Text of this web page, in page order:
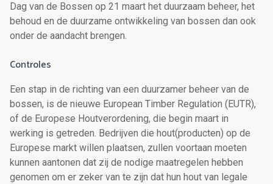
Dag van de Bossen op 21 maart het duurzaam beheer, het
behoud en de duurzame ontwikkeling van bossen dan ook
onder de aandacht brengen.
Controles
Een stap in de richting van een duurzamer beheer van de
bossen, is de nieuwe European Timber Regulation (EUTR),
of de Europese Houtverordening, die begin maart in
werking is getreden. Bedrijven die hout(producten) op de
Europese markt willen plaatsen, zullen voortaan moeten
kunnen aantonen dat zij de nodige maatregelen hebben
genomen om er zeker van te zijn dat hun hout van legale